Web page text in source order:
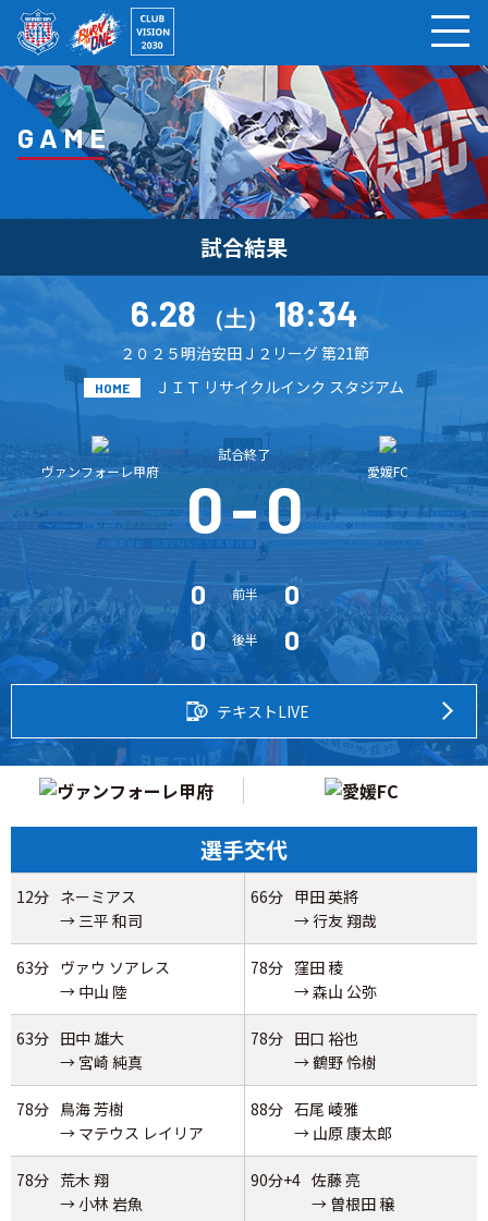
GAME
試合結果
6.28 （土）18:34
２０２５明治安田Ｊ２リーグ 第21節
HOME ＪＩＴ リサイクルインク スタジアム
ヴァンフォーレ甲府
試合終了
0-0 愛媛FC
0 前半
0
0
後半 0
テキストLIVE
選手交代
12分 ネーミアス
→ 三平 和司
66分 甲田 英將
→ 行友 翔哉
63分 ヴァウ ソアレス
→ 中山 陸
78分 窪田 稜
→ 森山 公弥
63分 田中 雄大
→ 宮崎 純真
78分 田口 裕也
→ 鶴野 怜樹
78分 鳥海 芳樹
→ マテウス レイリア
88分 石尾 崚雅
→ 山原 康太郎
78分 荒木 翔
→ 小林 岩魚
90分+4 佐藤 亮
→ 曽根田 穣